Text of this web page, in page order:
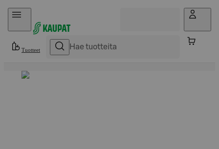
Hyppää sisältöön
Tuotteet